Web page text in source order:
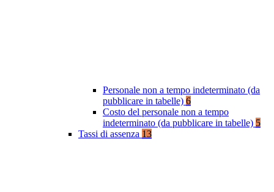
Personale non a tempo indeterminato (da
pubblicare in tabelle) 6
Costo del personale non a tempo
indeterminato (da pubblicare in tabelle) 5
Tassi di assenza 13